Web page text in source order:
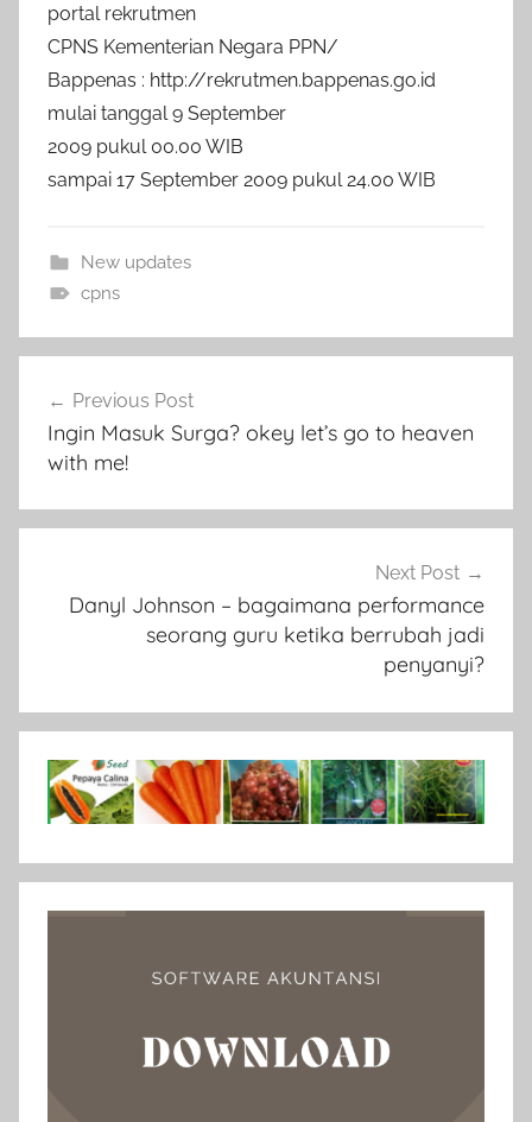
portal rekrutmen
CPNS Kementerian Negara PPN/
Bappenas : http://rekrutmen.bappenas.go.id
mulai tanggal 9 September
2009 pukul 00.00 WIB
sampai 17 September 2009 pukul 24.00 WIB
New updates
cpns
pos
Previous Post
Ingin Masuk Surga? okey let’s go to heaven
with me!
Next Post
Danyl Johnson – bagaimana performance
seorang guru ketika berrubah jadi
penyanyi?